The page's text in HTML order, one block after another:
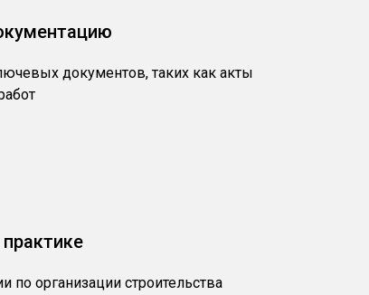
документов, таких как акты
по организации строительства